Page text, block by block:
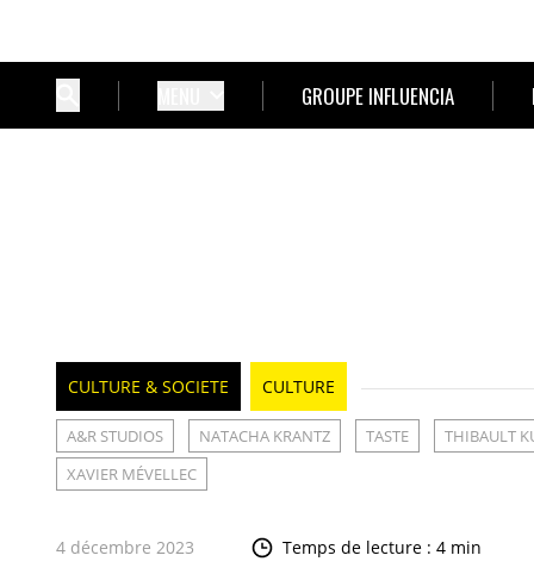
GROUPE INFLUENCIA
CULTURE & SOCIETE CULTURE
A&R STUDIOS NATACHA KRANTZ TASTE
THIBAULT
XAVIER MÉVELLEC
4 décembre 2023 Temps de lecture : 4 min